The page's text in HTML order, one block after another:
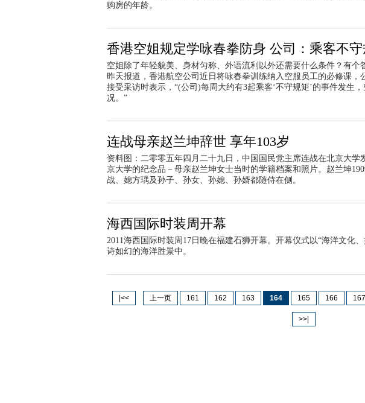
购房的年龄。
香港空姐规定学咏春拳防身 公司：乘客不
空姐除了年轻貌美、身材匀称、外语流利以外还需要什么条件？有个
昨天报道，香港航空公司近日将咏春拳训练纳入空服员工的必修课，
接受采访时表示，“(公司)每周大约有3起乘客‘不守规矩’的事件发生
况。”
连战母亲赵兰坤辞世 享年103岁
资料图：二零零五年四月二十九日，中国国民党主席连战在北京大学
京大学的纪念品－母亲赵兰坤女士当时的学籍档案和照片。赵兰坤
战、媳方瑀及孙子、孙女、孙媳、孙婿都随侍在侧。
海西国际时装周开幕
2011海西国际时装周17日晚在福建石狮开幕。开幕仪式以“海洋文化
诗如幻的海洋胜景中。
|<< 上一页 161 162 163 164 165 166 167
>>|